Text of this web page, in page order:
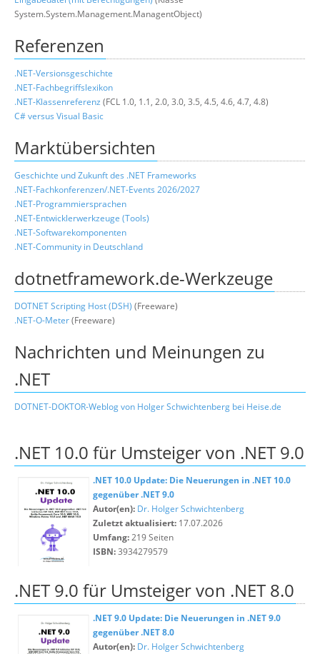
System.System.Management.ManagentObject)
Referenzen
.NET-Versionsgeschichte
.NET-Fachbegriffslexikon
.NET-Klassenreferenz (FCL 1.0, 1.1, 2.0, 3.0, 3.5, 4.5, 4.6, 4.7, 4.8)
C# versus Visual Basic
Marktübersichten
Geschichte und Zukunft des .NET Frameworks
.NET-Fachkonferenzen/.NET-Events 2026/2027
.NET-Programmiersprachen
.NET-Entwicklerwerkzeuge (Tools)
.NET-Softwarekomponenten
.NET-Community in Deutschland
dotnetframework.de-Werkzeuge
DOTNET Scripting Host (DSH) (Freeware)
.NET-O-Meter(Freeware)
Nachrichten und Meinungen zu
.NET
DOTNET-DOKTOR-Weblog von Holger Schwichtenberg bei Heise.de
.NET 10.0 für Umsteiger von .NET 9.0
.NET 10.0 Update: Die Neuerungen in .NET 10.0
gegenüber .NET 9.0
Autor(en): Dr. Holger Schwichtenberg
Zuletzt aktualisiert: 17.07.2026
Umfang:219 Seiten
ISBN:3934279579
.NET 9.0 für Umsteiger von .NET 8.0
.NET 9.0 Update: Die Neuerungen in .NET 9.0
gegenüber .NET 8.0
Autor(en): Dr. Holger Schwichtenberg